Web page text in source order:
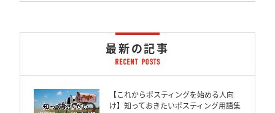
最新の記事
【これからポスティングを始める人向
け】知っておきたいポスティング用語集